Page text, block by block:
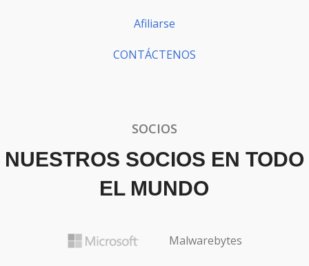
Afiliarse
CONTÁCTENOS
SOCIOS
NUESTROS SOCIOS EN TODO
EL MUNDO
Malwarebytes